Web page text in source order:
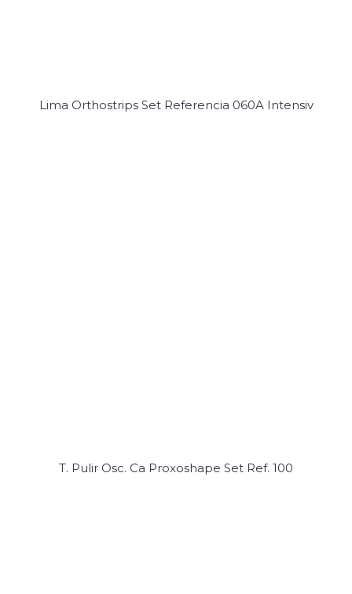
Lima Orthostrips Set Referencia 060A Intensiv
T. Pulir Osc. Ca Proxoshape Set Ref. 100